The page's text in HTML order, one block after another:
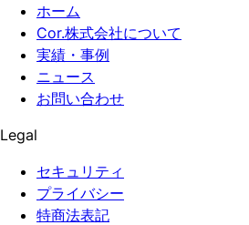
ホーム
Cor.株式会社について
実績・事例
ニュース
お問い合わせ
Legal
セキュリティ
プライバシー
特商法表記